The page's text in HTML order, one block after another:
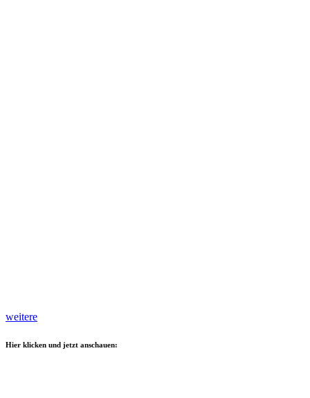
weitere
Hier klicken und jetzt anschauen: